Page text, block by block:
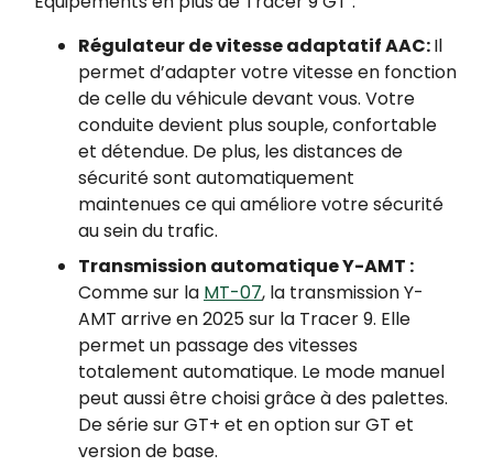
Régulateur de vitesse adaptatif AAC:Il
permet d’adapter votre vitesse en fonction
de celle du véhicule devant vous. Votre
conduite devient plus souple, confortable
et détendue. De plus, les distances de
sécurité sont automatiquement
maintenues ce qui améliore votre sécurité
au sein du trafic.
Transmission automatique Y-AMT :
Comme sur la MT-07, la transmission Y-
AMT arrive en 2025 sur la Tracer 9. Elle
permet un passage des vitesses
totalement automatique. Le mode manuel
peut aussi être choisi grâce à des palettes.
De série sur GT+ et en option sur GT et
version de base.